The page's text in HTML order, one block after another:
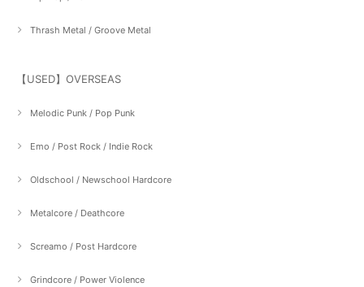
Thrash Metal / Groove Metal
【USED】OVERSEAS
Melodic Punk / Pop Punk
Emo / Post Rock / Indie Rock
Oldschool / Newschool Hardcore
Metalcore / Deathcore
Screamo / Post Hardcore
Grindcore / Power Violence